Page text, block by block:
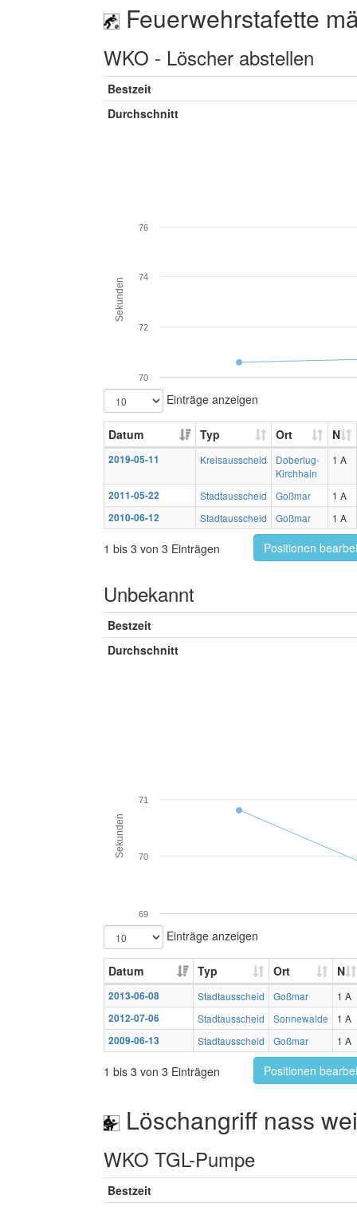
Feuerwehrstafette
WKO - Löscher abstellen
Bestzeit
Durchschnitt
Sekunden
70
72
74
76
Einträge anzeigen
Datum Typ Ort N
2019-05-11 Kreisausscheid
Doberlug-
Kirchhain
1 A
2011-05-22 Stadtausscheid Goßmar
1 A
2010-06-12
Stadtausscheid Goßmar 1 A
1 bis 3 von 3 Einträgen Positionen
Unbekannt
Bestzeit
Durchschnitt
Sekunden
69
70
71
Einträge anzeigen
Datum Typ Ort N
2013-06-08 Stadtausscheid Goßmar
1 A
2012-07-06
Stadtausscheid Sonnewalde
1 A
2009-06-13
Stadtausscheid Goßmar 1 A
1 bis 3 von 3 Einträgen Positionen
Löschangriff nass
WKO TGL-Pumpe
Bestzeit